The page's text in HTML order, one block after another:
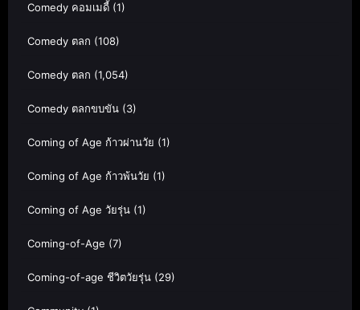
Comedy คอมเมดี้ (1)
Comedy ตลก (108)
Comedy ตลก (1,054)
Comedy ตลกขบขัน (3)
Coming of Age ก้าวผ่านวัย (1)
Coming of Age ก้าวพ้นวัย (1)
Coming of Age วัยรุ่น (1)
Coming-of-Age (7)
Coming-of-age ชีวิตวัยรุ่น (29)